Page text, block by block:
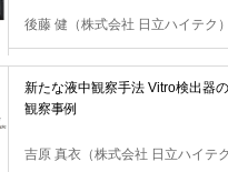
後藤 健（株式会社 日立ハイテク）
新たな液中観察手法 Vitro検出器
観察事例
吉原 真衣（株式会社 日立ハイテク